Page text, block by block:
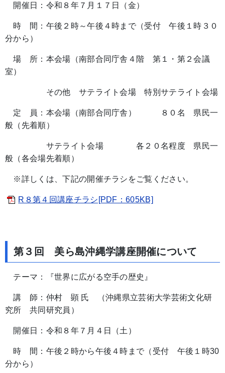
開催日：令和８年７月１７日（金）
時 間：午後２時～午後４時まで（受付 午後１時３０
分から）
場 所：本会場（南部合同庁舎４階 第１・第２会議
室）
その他 サテライト会場 特別サテライト会場
定 員：本会場（南部合同庁舎） ８０名 県民一
般（先着順）
サテライト会場 各２０名程度 県民一
般（各会場先着順）
※詳しくは、下記の開催チラシをご覧ください。
R８第４回講座チラシ[PDF：605KB]
第３回 美ら島沖縄学講座開催について
テーマ：『世界に広がる空手の歴史』
講 師：仲村 顕 氏 （沖縄県立芸術大学芸術文化研
究所 共同研究員）
開催日：令和８年７月４日（土）
時 間：午後２時から午後４時まで（受付 午後１時30
分から）